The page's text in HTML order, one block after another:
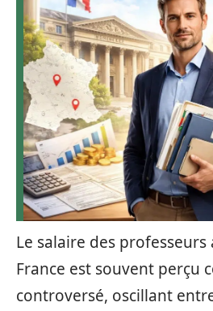
Le salaire des professeurs
France est souvent perçu
controversé, oscillant